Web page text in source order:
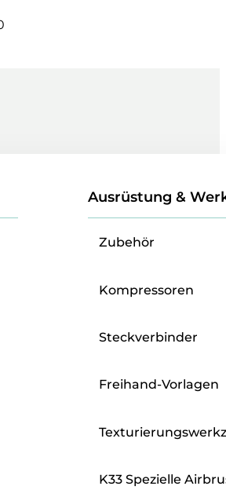
Ausrüstung &
Zubehör
Kompressoren
Steckverbinder
Freihand-Vorlagen
K33 Spezielle